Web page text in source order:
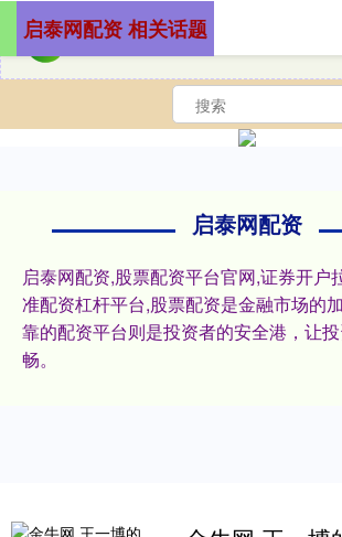
启泰网配资
启泰网配资,股票配资平台官网,证券开户
准配资杠杆平台,股票配资是金融市场的
靠的配资平台则是投资者的安全港，让
畅。
启泰网配资 相关话题